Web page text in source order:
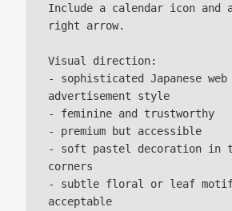
Include a calendar icon and
right arrow.
Visual direction:
- sophisticated Japanese web
advertisement style
- feminine and trustworthy
- premium but accessible
- soft pastel decoration in
corners
- subtle floral or leaf
acceptable